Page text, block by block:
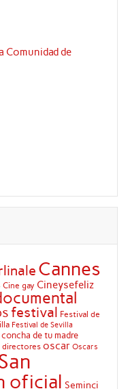
Comunidad de
Cannes
Cine gay Cineysefeliz
festival Festival de
Festival de Sevilla
concha de tu madre
directores oscar Oscars
oficial Seminci